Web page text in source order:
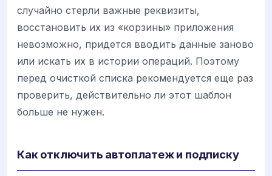
случайно стерли важные реквизиты,
восстановить их из «корзины» приложения
невозможно, придется вводить данные заново
или искать их в истории операций. Поэтому
перед очисткой списка рекомендуется еще раз
проверить, действительно ли этот шаблон
больше не нужен.
Как отключить автоплатеж и подписку